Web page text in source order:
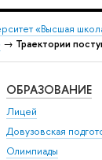
«Высшая
→ Траектории
ОБРАЗОВАНИЕ
Лицей
Довузовская
Олимпиады